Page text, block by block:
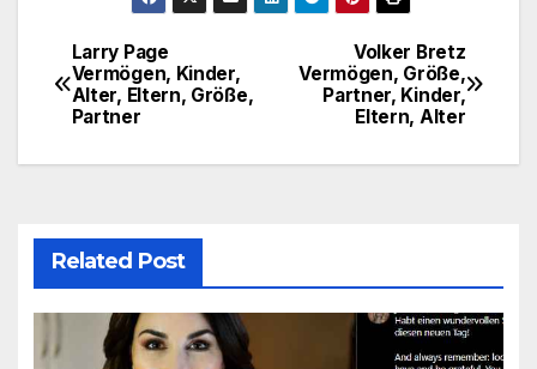
Post
navigation
Volker Bretz
Vermögen, Größe,
Partner, Kinder,
Eltern, Alter
Larry Page
Vermögen, Kinder,
Alter, Eltern, Größe,
Partner
Related Post